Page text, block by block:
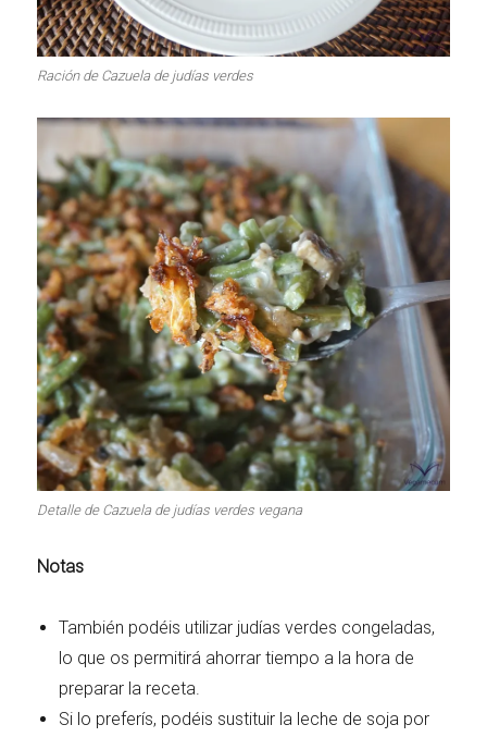
Ración de Cazuela de judías verdes
Detalle de Cazuela de judías verdes vegana
Notas
También podéis utilizar judías verdes congeladas,
lo que os permitirá ahorrar tiempo a la hora de
preparar la receta.
Si lo preferís, podéis sustituir la leche de soja por